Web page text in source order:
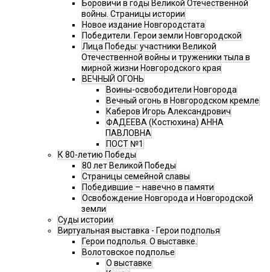
Боровичи в годы Великой Отечественной
войны. Страницы истории
Новое издание Новгородстата
Победители. Герои земли Новгородской
Лица Победы: участники Великой
Отечественной войны и труженики тыла в
мирной жизни Новгородского края
ВЕЧНЫЙ ОГОНЬ
Воины-освободители Новгорода
Вечный огонь в Новгородском кремле
Каберов Игорь Александрович
ФАДЕЕВА (Костюхина) АННА
ПАВЛОВНА
ПОСТ №1
К 80-летию Победы
80 лет Великой Победы
Страницы семейной славы
Победившие – навечно в памяти
Освобождение Новгорода и Новгородской
земли
Суды истории
Виртуальная выставка - Герои подполья
Герои подполья. О выставке.
Волотовское подполье
О выставке